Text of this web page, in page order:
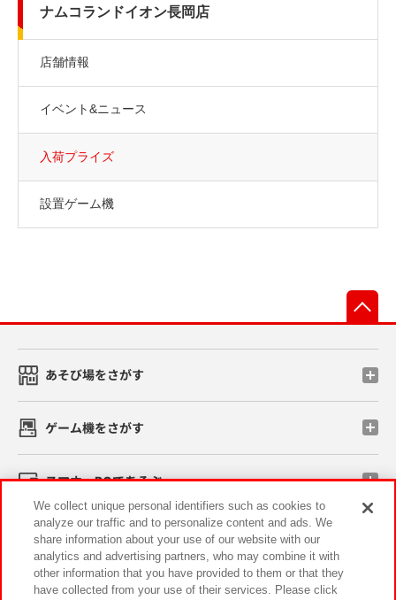
ナムコランドイオン長岡店
店舗情報
イベント&ニュース
入荷プライズ
設置ゲーム機
あそび場をさがす
ゲーム機をさがす
スマホ・PCであそぶ
イベント・キャンペーン
We collect unique personal identifiers such as cookies to
analyze our traffic and to personalize content and ads. We
share information about your use of our website with our
analytics and advertising partners, who may combine it with
other information that you have provided to them or that they
have collected from your use of their services. Please click